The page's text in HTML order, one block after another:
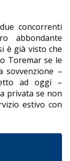
concorrenti
abbondante
è già visto che
Toremar se le
sovvenzione –
ad oggi –
privata se non
estivo con